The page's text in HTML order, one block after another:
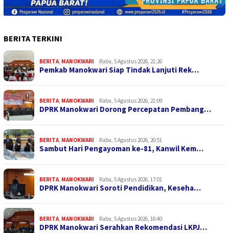
BERITA TERKINI
BERITA, MANOKWARI Rabu, 5 Agustus 2026, 21:26
Pemkab Manokwari Siap Tindak Lanjuti Rek…
BERITA, MANOKWARI Rabu, 5 Agustus 2026, 21:09
DPRK Manokwari Dorong Percepatan Pembang…
BERITA, MANOKWARI Rabu, 5 Agustus 2026, 20:51
Sambut Hari Pengayoman ke-81, Kanwil Kem…
BERITA, MANOKWARI Rabu, 5 Agustus 2026, 17:01
DPRK Manokwari Soroti Pendidikan, Keseha…
BERITA, MANOKWARI Rabu, 5 Agustus 2026, 16:40
DPRK Manokwari Serahkan Rekomendasi LKPJ…